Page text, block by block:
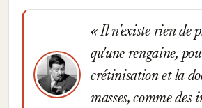
Il n'existe rien de
qu'une rengaine,
crétinisation et la
masses, comme des